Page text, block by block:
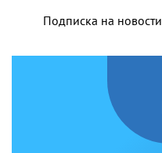
Подписка на новости